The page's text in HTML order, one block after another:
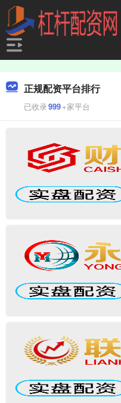
正规配资平台排行
已收录999+家平台